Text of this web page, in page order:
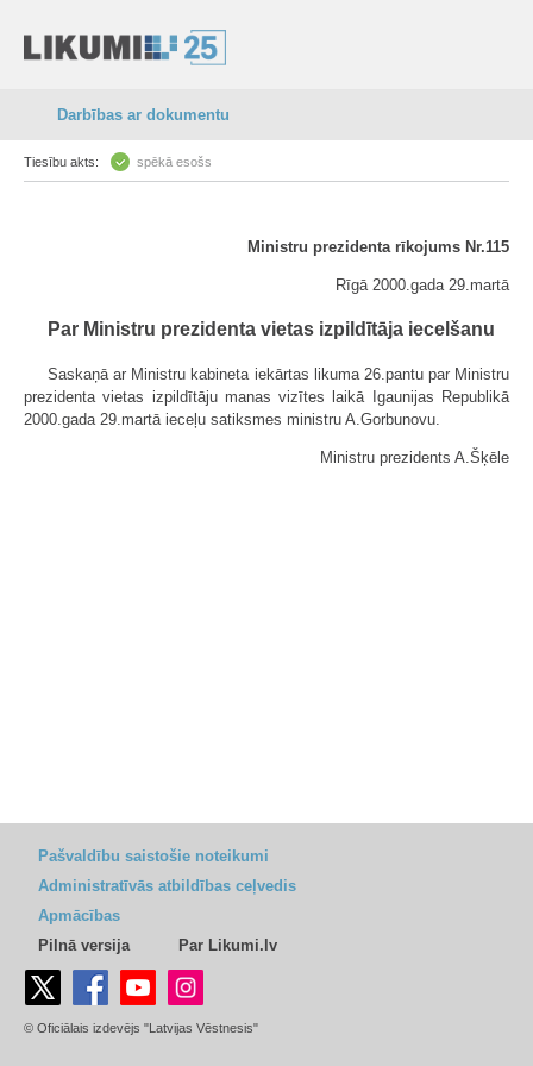
Darbības ar dokumentu
Tiesību akts: spēkā esošs
Ministru prezidenta rīkojums Nr.115
Rīgā 2000.gada 29.martā
Par Ministru prezidenta vietas izpildītāja iecelšanu
Saskaņā ar Ministru kabineta iekārtas likuma 26.pantu par Ministru
prezidenta vietas izpildītāju manas vizītes laikā Igaunijas Republikā
2000.gada 29.martā ieceļu satiksmes ministru A.Gorbunovu.
Ministru prezidents A.Šķēle
Pašvaldību saistošie noteikumi
Administratīvās atbildības ceļvedis
Apmācības
Pilnā versija
Par Likumi.lv
© Oficiālais izdevējs "Latvijas Vēstnesis"